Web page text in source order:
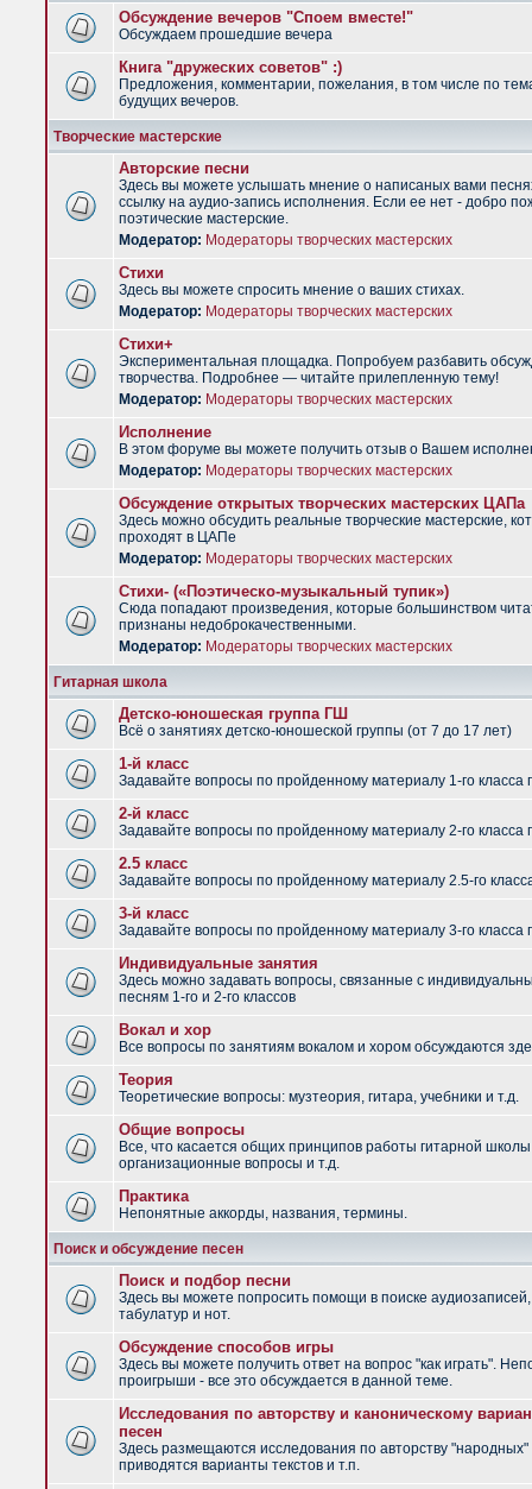
Обсуждение вечеров "Споем вместе!"
Обсуждаем прошедшие вечера
Книга "дружеских советов" :)
Предложения, комментарии, пожелания, в том числе по
будущих вечеров.
Творческие мастерские
Авторские песни
Здесь вы можете услышать мнение о написаных вами
ссылку на аудио-запись исполнения. Если ее нет - добро
поэтические мастерские.
Модератор: Модераторы творческих мастерских
Стихи
Здесь вы можете спросить мнение о ваших стихах.
Модератор: Модераторы творческих мастерских
Стихи+
Экспериментальная площадка. Попробуем разбавить
творчества. Подробнее — читайте прилепленную тему!
Модератор: Модераторы творческих мастерских
Исполнение
В этом форуме вы можете получить отзыв о Вашем
Модератор: Модераторы творческих мастерских
Обсуждение открытых творческих мастерских ЦАПа
Здесь можно обсудить реальные творческие мастерские,
проходят в ЦАПе
Модератор: Модераторы творческих мастерских
Стихи- («Поэтическо-музыкальный тупик»)
Сюда попадают произведения, которые большинством
признаны недоброкачественными.
Модератор: Модераторы творческих мастерских
Гитарная школа
Детско-юношеская группа ГШ
Всё о занятиях детско-юношеской группы (от 7 до 17 лет)
1-й класс
Задавайте вопросы по пройденному материалу 1-го класса
2-й класс
Задавайте вопросы по пройденному материалу 2-го класса
2.5 класс
Задавайте вопросы по пройденному материалу 2.5-го
3-й класс
Задавайте вопросы по пройденному материалу 3-го класса
Индивидуальные занятия
Здесь можно задавать вопросы, связанные с
песням 1-го и 2-го классов
Вокал и хор
Все вопросы по занятиям вокалом и хором обсуждаются
Теория
Теоретические вопросы: музтеория, гитара, учебники и т.д.
Общие вопросы
Все, что касается общих принципов работы гитарной
организационные вопросы и т.д.
Практика
Непонятные аккорды, названия, термины.
Поиск и обсуждение песен
Поиск и подбор песни
Здесь вы можете попросить помощи в поиске аудиозаписей,
табулатур и нот.
Обсуждение способов игры
Здесь вы можете получить ответ на вопрос "как играть".
проигрыши - все это обсуждается в данной теме.
Исследования по авторству и каноническому
песен
Здесь размещаются исследования по авторству "народных"
приводятся варианты текстов и т.п.